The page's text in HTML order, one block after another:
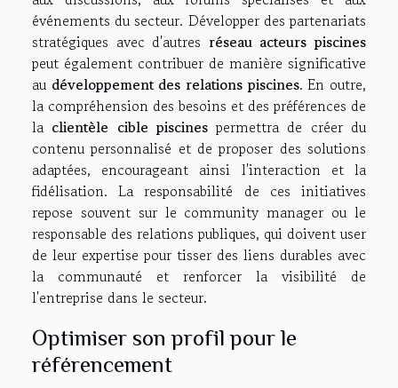
événements du secteur. Développer des partenariats
stratégiques avec d'autres réseau acteurs piscines
peut également contribuer de manière significative
au développement des relations piscines. En outre,
la compréhension des besoins et des préférences de
la clientèle cible piscinespermettra de créer du
contenu personnalisé et de proposer des solutions
adaptées, encourageant ainsi l'interaction et la
fidélisation. La responsabilité de ces initiatives
repose souvent sur le community manager ou le
responsable des relations publiques, qui doivent user
de leur expertise pour tisser des liens durables avec
la communauté et renforcer la visibilité de
l'entreprise dans le secteur.
Optimiser son profil pour le
référencement